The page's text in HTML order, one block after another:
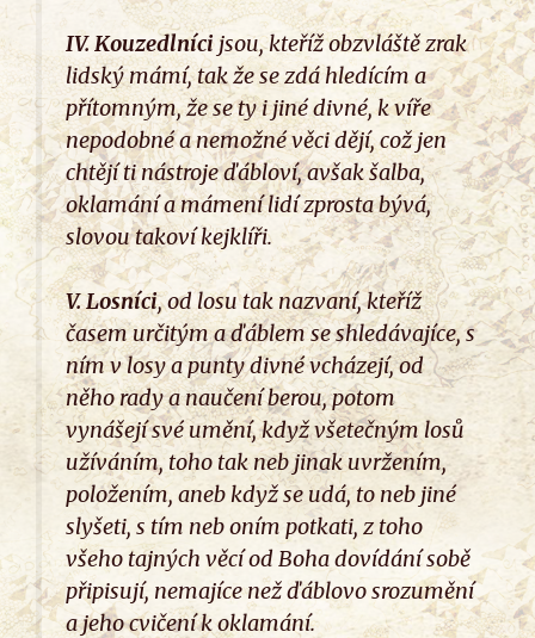
IV.Kouzedlníci jsou, kteříž obzvláště zrak
lidský mámí, tak že se zdá hledícím a
přítomným, že se ty i jiné divné, k víře
nepodobné a nemožné věci dějí, což jen
chtějí ti nástroje ďábloví, avšak šalba,
oklamání a mámení lidí zprosta bývá,
slovou takoví kejklíři.
V.Losníci, od losu tak nazvaní, kteříž
časem určitým a ďáblem se shledávajíce, s
ním v losy a punty divné vcházejí, od
něho rady a naučení berou, potom
vynášejí své umění, když všetečným losů
užíváním, toho tak neb jinak uvržením,
položením, aneb když se udá, to neb jiné
slyšeti, s tím neb oním potkati, z toho
všeho tajných věcí od Boha dovídání sobě
připisují, nemajíce než ďáblovo srozumění
a jeho cvičení k oklamání.